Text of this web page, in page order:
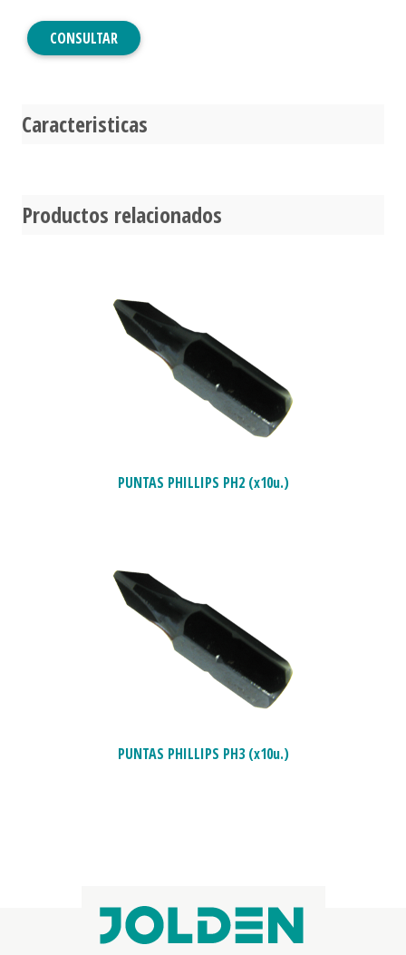
CONSULTAR
Caracteristicas
Productos relacionados
PUNTAS PHILLIPS PH2 (x10u.)
PUNTAS PHILLIPS PH3 (x10u.)